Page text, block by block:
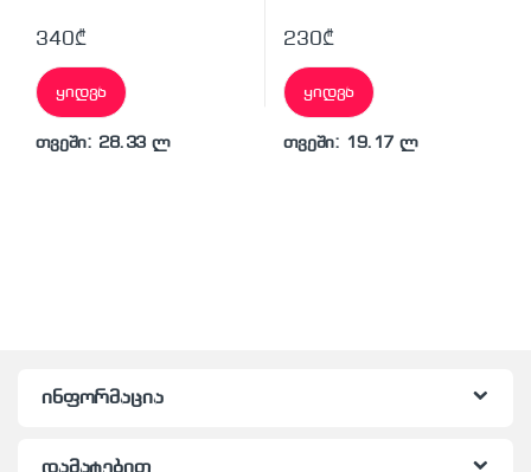
340₾
ყიდვა
თვეში: 28.33 ლ
230₾
ყიდვა
თვეში: 19.17 ლ
ინფორმაცია